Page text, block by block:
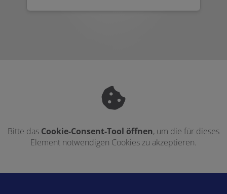
Bitte das Cookie-Consent-Tool öffnen, um die für dieses
Element notwendigen Cookies zu akzeptieren.